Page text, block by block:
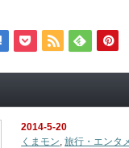
2014-5-20
くまモン,旅行・エンタ